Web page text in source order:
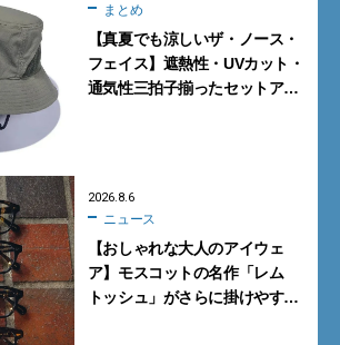
まとめ
【真夏でも涼しいザ・ノース・
フェイス】遮熱性・UVカット・
通気性三拍子揃ったセットアッ
2026.8.6
ニュース
【おしゃれな大人のアイウェ
ア】モスコットの名作「レム
トッシュ」がさらに掛けやす